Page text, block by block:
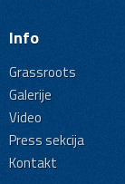
Info
Grassroots
Galerije
Video
Press sekcija
Kontakt